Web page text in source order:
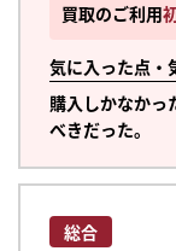
買取のご利用
気に入った点・
購入しかなかっ
べきだった。
総合